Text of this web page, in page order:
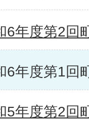
6年度第2回
6年度第1回
5年度第2回